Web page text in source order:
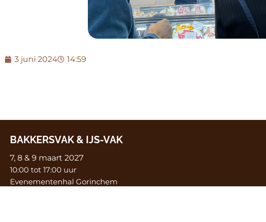
3 juni 2024 14:59
BAKKERSVAK & IJS-VAK
7, 8 & 9 maart 2027
10:00 tot 17:00 uur
Evenementenhal Gorinchem